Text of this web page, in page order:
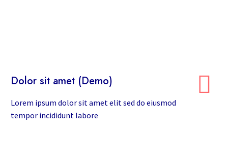
Dolor sit amet (Demo)
Lorem ipsum dolor sit amet elit sed do eiusmod
tempor incididunt labore

